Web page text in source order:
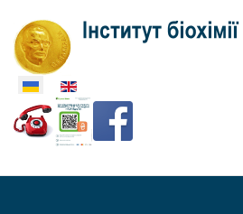
Оберіть свою мову